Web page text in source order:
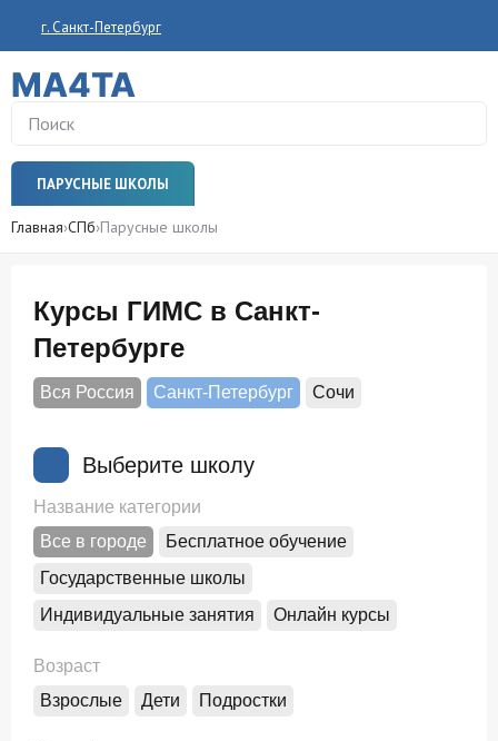
г. Санкт-Петербург
MA4TA
ПАРУСНЫЕ ШКОЛЫ
Главная›СПб›Парусные школы
Курсы ГИМС в Санкт-
Петербурге
Вся Россия Санкт-Петербург Сочи
Выберите школу
Название категории
Все в городе
Бесплатное обучение
Государственные школы
Индивидуальные занятия
Онлайн курсы
Возраст
Взрослые
Дети Подростки